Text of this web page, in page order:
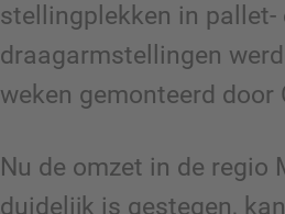
stellingplekken in pallet-
draagarmstellingen
weken gemonteerd door
Nu de omzet in de regio
duidelijk is gestegen,